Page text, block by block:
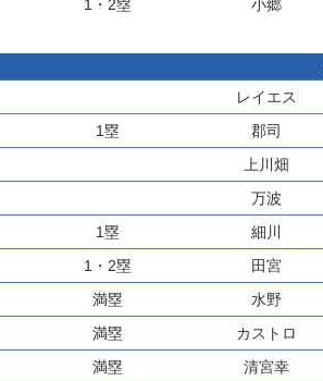
1・2塁 小郷
レイエス
1塁 郡司
上川畑
万波
1塁 細川
1・2塁 田宮
満塁 水野
満塁 カストロ
満塁 清宮幸